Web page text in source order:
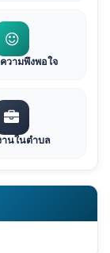
วามพึงพอใจ
านในตำบล